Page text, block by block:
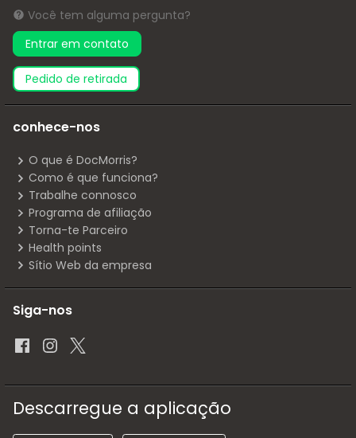
Você tem alguma pergunta?
Entrar em contato
pedido de retirada
conhece-nos
O que é DocMorris?
Como é que funciona?
Trabalhe connosco
Programa de afiliação
Torna-te Parceiro
Health points
Sítio Web da empresa
Siga-nos
Descarregue a aplicação